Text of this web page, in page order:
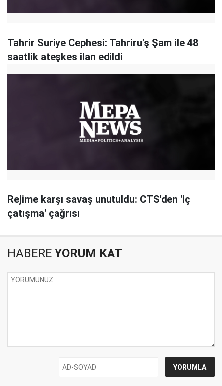
Tahrir Suriye Cephesi: Tahriru'ş Şam ile 48
saatlik ateşkes ilan edildi
Rejime karşı savaş unutuldu: CTS'den 'iç
çatışma' çağrısı
HABERE YORUM KAT